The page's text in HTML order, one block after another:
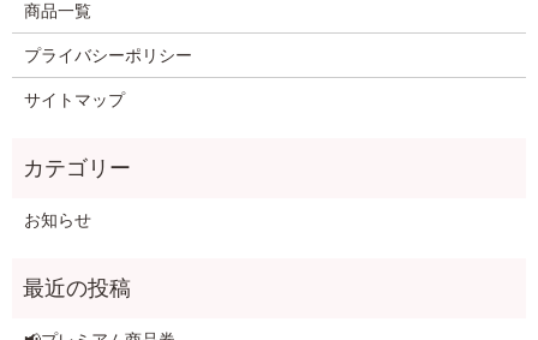
商品一覧
プライバシーポリシー
サイトマップ
お知らせ